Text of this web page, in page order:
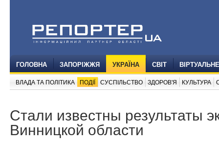
ГОЛОВНА ЗАПОРІЖЖЯ УКРАЇНА СВІТ
ВЛАДА ТА ПОЛІТИКА ПОДІЇ СУСПІЛЬСТВО ЗДОРОВ'Я КУЛЬТУРА
Стали известны результаты
Винницкой области